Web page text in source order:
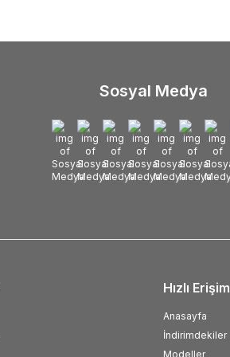
Sosyal Medya
Hızlı Erişim
Anasayfa
İndirimdekiler
Modeller